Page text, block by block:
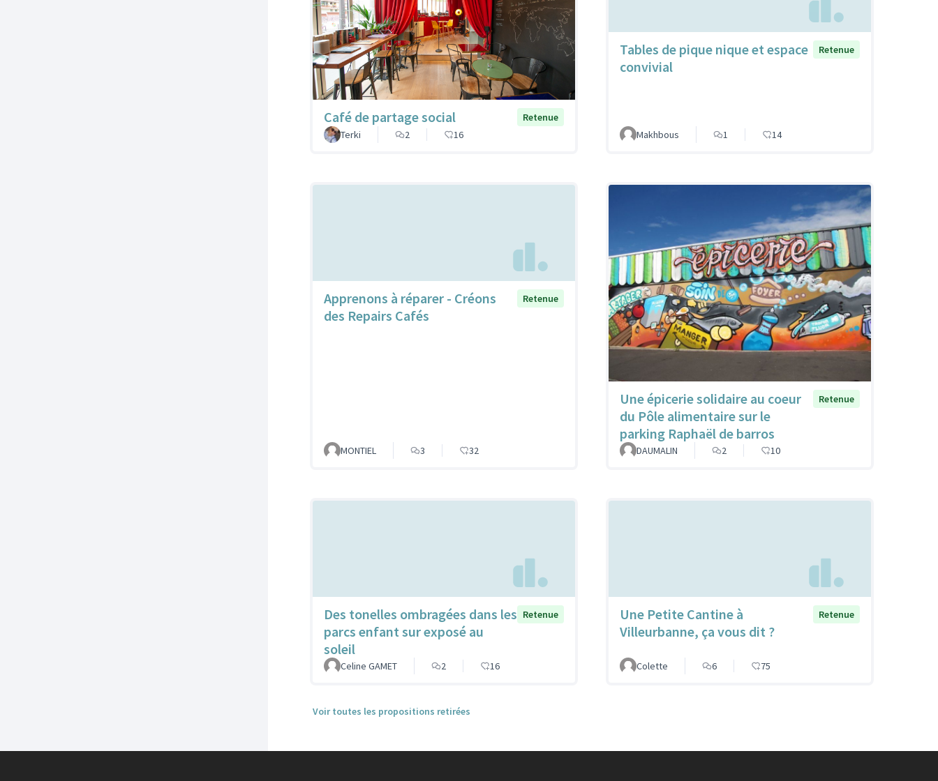
Café de partage social
Retenue
Terki
2 16
Tables de pique nique et espace
convivial
Retenue
Makhbous 1 14
Apprenons à réparer - Créons
des Repairs Cafés
Retenue
MONTIEL 3 32
Une épicerie solidaire au coeur
du Pôle alimentaire sur le
parking Raphaël de barros
Retenue
DAUMALIN 2 10
Des tonelles ombragées dans les
parcs enfant sur exposé au
soleil
Retenue
Celine GAMET 2 16
Une Petite Cantine à
Villeurbanne, ça vous dit ?
Retenue
Colette 6 75
Voir toutes les propositions retirées